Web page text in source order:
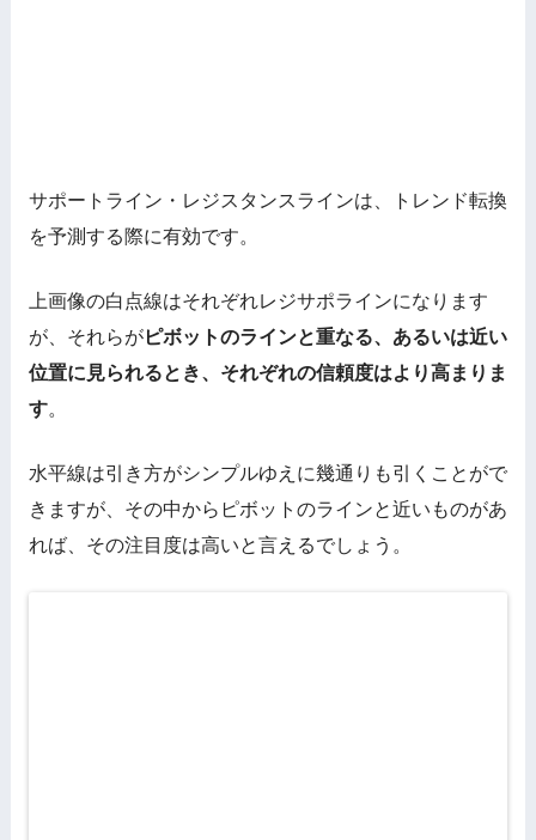
サポートライン・レジスタンスラインは、トレンド転換
を予測する際に有効です。
上画像の白点線はそれぞれレジサポラインになります
が、それらがピボットのラインと重なる、あるいは近い
位置に見られるとき、それぞれの信頼度はより高まりま
す。
水平線は引き方がシンプルゆえに幾通りも引くことがで
きますが、その中からピボットのラインと近いものがあ
れば、その注目度は高いと言えるでしょう。